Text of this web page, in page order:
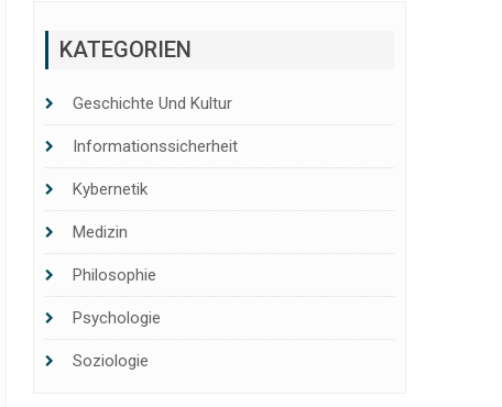
KATEGORIEN
Geschichte Und Kultur
Informationssicherheit
Kybernetik
Medizin
Philosophie
Psychologie
Soziologie